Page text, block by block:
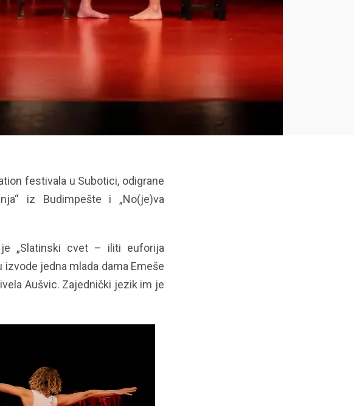
festivala u Subotici, odigrane
iz Budimpešte i „No(je)va
„Slatinski cvet – iliti euforija
jedna mlada dama Emeše
Aušvic. Zajednički jezik im je